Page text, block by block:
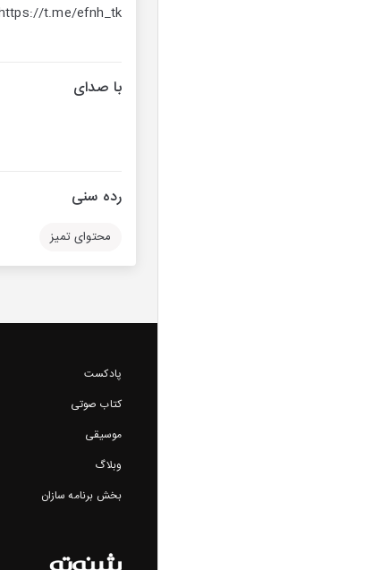
t.me/efnh_tk
با صدای
رده سنی
محتوای تمیز
پادکست
کتاب صوتی
موسیقی
وبلاگ
بخش برنامه سازان